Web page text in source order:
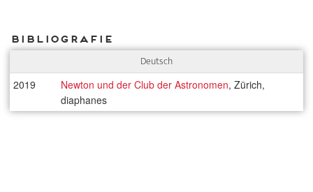
Bibliografie
Deutsch
2019 Newton und der Club der Astronomen, Zürich,
diaphanes